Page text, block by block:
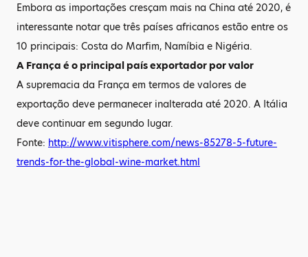
Embora as importações cresçam mais na China até 2020, é
interessante notar que três países africanos estão entre os
10 principais: Costa do Marfim, Namíbia e Nigéria.
A França é o principal país exportador por valor
A supremacia da França em termos de valores de
exportação deve permanecer inalterada até 2020. A Itália
deve continuar em segundo lugar.
Fonte: http://www.vitisphere.com/news-85278-5-future-
trends-for-the-global-wine-market.html